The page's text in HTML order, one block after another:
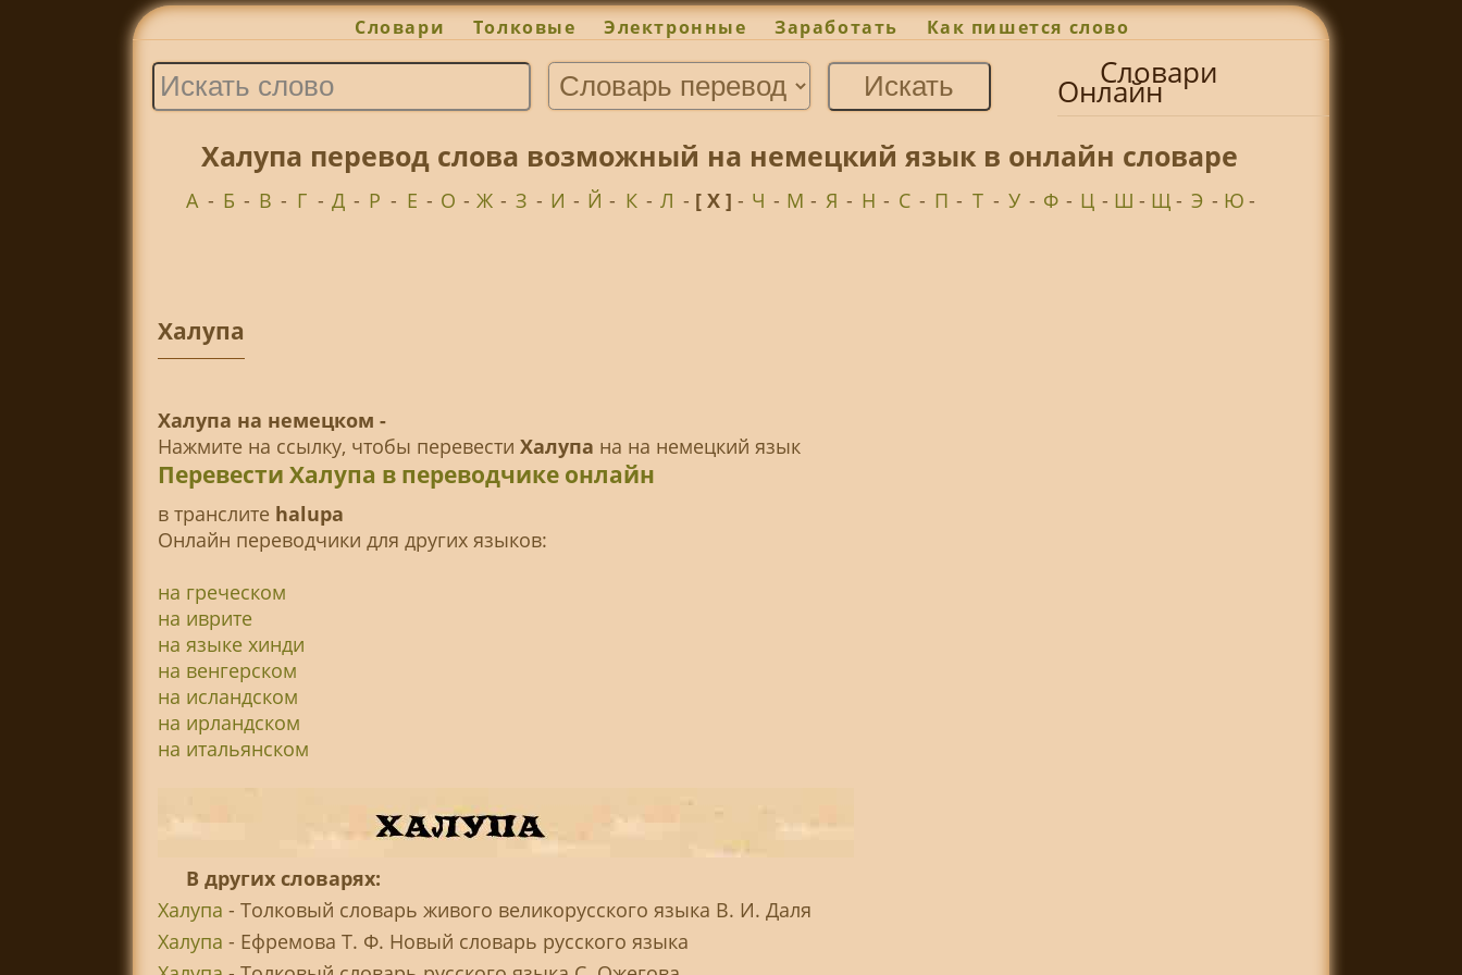
Словари Толковые Электронные Заработать Как пишется слово
Словари
Онлайн
Халупа перевод слова возможный на немецкий язык в онлайн словаре
А - Б - В - Г - Д - Р - Е - О - Ж - З - И - Й - К - Л - [ Х ] - Ч - М - Я - Н - С - П - Т - У - Ф - Ц - Ш - Щ- Э - Ю-
Халупа
Халупа на немецком -
Нажмите на ссылку, чтобы перевести Халупа на на немецкий язык
Перевести Халупа в переводчике онлайн
в транслитe halupa
Онлайн переводчики для других языков:
на греческом
на иврите
на языке хинди
на венгерском
на исландском
на ирландском
на итальянском
В других словарях:
Халупа - Толковый словарь живого великорусского языка В. И. Даля
Халупа - Ефремова Т. Ф. Новый словарь русского языка